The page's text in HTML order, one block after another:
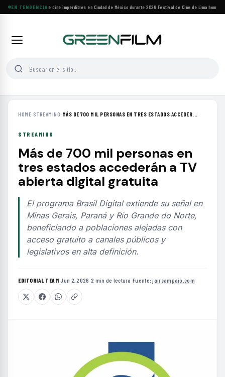
EN TENDENCIA
Cuatro festivales de cine imperdibles en Ciudad de México durante 2026·Festival de Cine de Lima
HOME› STREAMING› MÁS DE 700 MIL PERSONAS EN TRES ESTADOS ACCEDER...
STREAMING
Más de 700 mil personas en
tres estados accederán a TV
abierta digital gratuita
El programa Brasil Digital extiende su señal en
Minas Gerais, Paraná y Río Grande do Norte,
beneficiando a poblaciones alejadas con
acceso gratuito a canales públicos y
legislativos en alta definición.
EDITORIAL TEAM·Jun 2, 2026 ·2 min de lectura ·Fuente:jairsampaio.com